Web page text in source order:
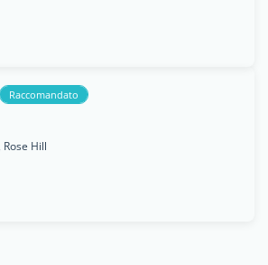
Raccomandato
Hill